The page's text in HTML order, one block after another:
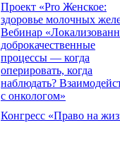
Проект «Pro Женское:
здоровье молочных
Вебинар
доброкачественные
процессы — когда
оперировать, когда
наблюдать?
с онкологом»
Конгресс «Право на